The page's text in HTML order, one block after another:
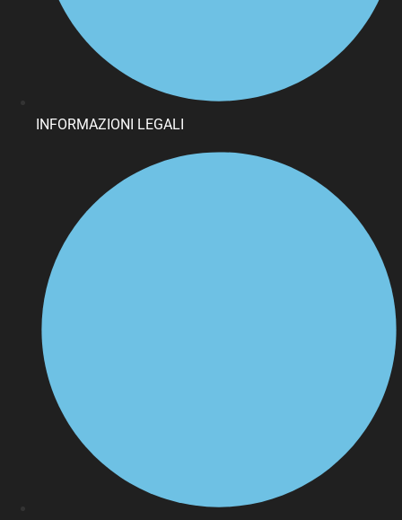
INFORMAZIONI LEGALI